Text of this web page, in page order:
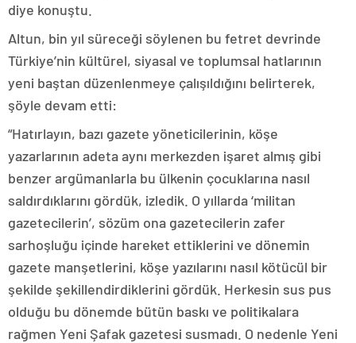
diye konuştu.
Altun, bin yıl süreceği söylenen bu fetret devrinde
Türkiye’nin kültürel, siyasal ve toplumsal hatlarının
yeni baştan düzenlenmeye çalışıldığını belirterek,
şöyle devam etti:
“Hatırlayın, bazı gazete yöneticilerinin, köşe
yazarlarının adeta aynı merkezden işaret almış gibi
benzer argümanlarla bu ülkenin çocuklarına nasıl
saldırdıklarını gördük, izledik. O yıllarda ‘militan
gazetecilerin’, sözüm ona gazetecilerin zafer
sarhoşluğu içinde hareket ettiklerini ve dönemin
gazete manşetlerini, köşe yazılarını nasıl kötücül bir
şekilde şekillendirdiklerini gördük. Herkesin sus pus
olduğu bu dönemde bütün baskı ve politikalara
rağmen Yeni Şafak gazetesi susmadı. O nedenle Yeni